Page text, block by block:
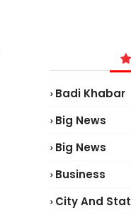
Badi Khabar
Big News
Big News
Business
City And